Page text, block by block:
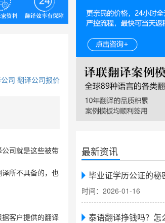
司 翻译公司报价
司就是这些被带
所不具备的，也
客户提供的翻译
最新资讯
毕业证学历公证的
时间：2026-01-16
泰语翻译挣钱吗？